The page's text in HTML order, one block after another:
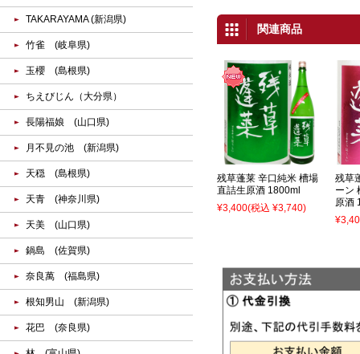
関連商品
残草蓬莱 辛口純米 槽場
直詰生原酒 1800ml
¥3,400(税込 ¥3,740)
残草
ーン
原酒
TAKARAYAMA (新潟県)
竹雀 (岐阜県)
玉櫻 (島根県)
ちえびじん（大分県）
長陽福娘 (山口県)
月不見の池 (新潟県)
天穏 (島根県)
天青 (神奈川県)
天美 (山口県)
鍋島 (佐賀県)
奈良萬 (福島県)
根知男山 (新潟県)
花巴 (奈良県)